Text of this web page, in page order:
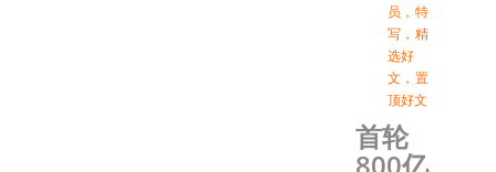
员 ， 特
写 ， 精
选好
文 ， 置
顶好文
首轮
800亿